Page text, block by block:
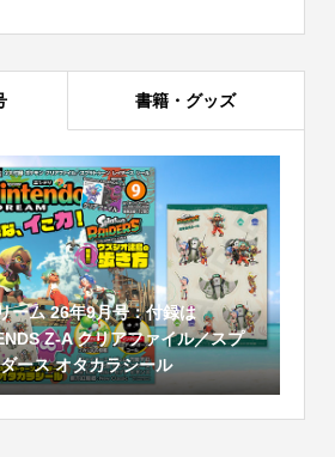
書籍・グッズ
ーム 26年9月号：付録は
Z-A クリアファイル／スプ
ース オタカラシール